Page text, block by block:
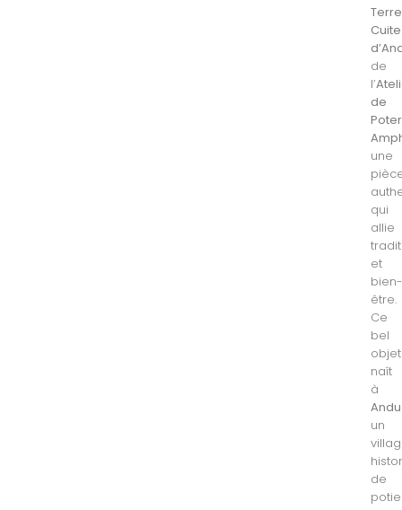
Terre
Cuite
de
l’
de
une
qui
allie
et
être.
Ce
bel
objet
naît
à
un
de